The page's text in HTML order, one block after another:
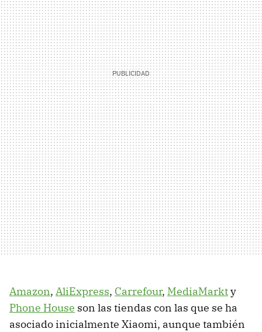
Amazon, AliExpress, Carrefour, MediaMarkty
Phone House son las tiendas con las que se ha
asociado inicialmente Xiaomi, aunque también